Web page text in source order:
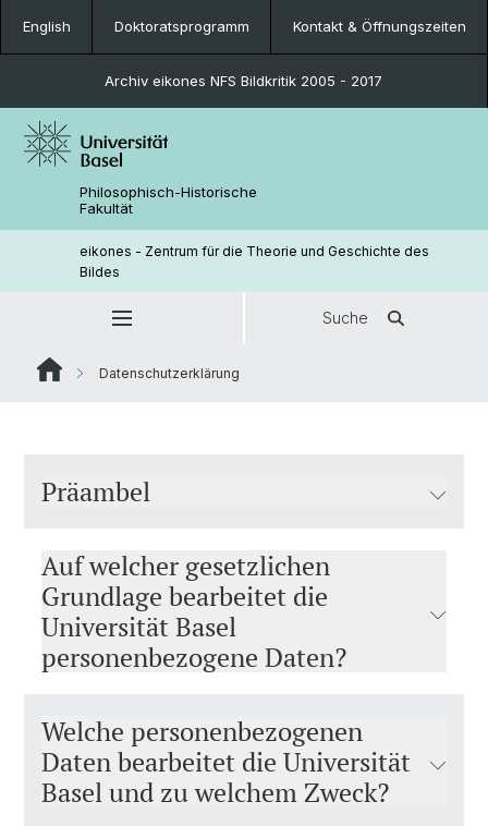
English Doktoratsprogramm Kontakt & Öffnungszeiten
Archiv eikones NFS Bildkritik 2005 - 2017
Philosophisch-Historische
Fakultät
eikones - Zentrum für die Theorie und Geschichte des
Bildes
Suche
Datenschutzerklärung
Präambel
Auf welcher gesetzlichen
Grundlage bearbeitet die
Universität Basel
personenbezogene Daten?
Welche personenbezogenen
Daten bearbeitet die Universität
Basel und zu welchem Zweck?